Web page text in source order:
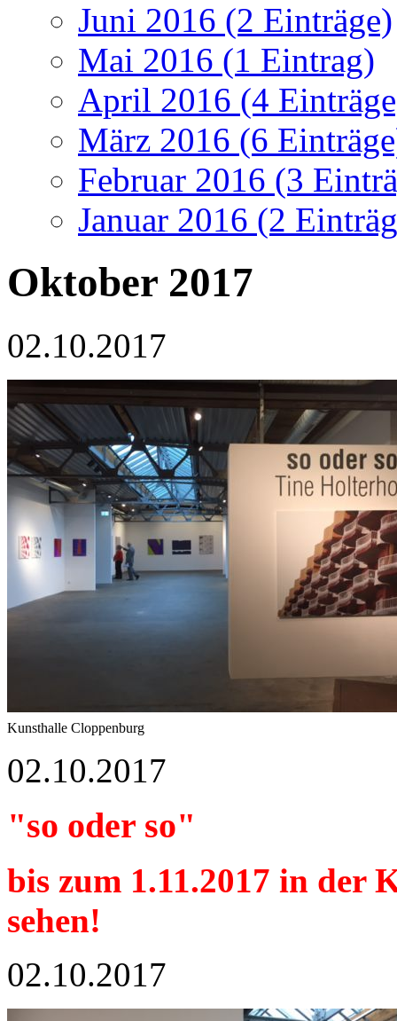
Juni 2016 (2 Einträge)
Mai 2016 (1 Eintrag)
April 2016 (4
März 2016 (6
Februar 2016 (3
Januar 2016 (2
Oktober 2017
02.10.2017
Kunsthalle Cloppenburg
02.10.2017
"so oder so"
bis zum 1.11.2017 in der
sehen!
02.10.2017